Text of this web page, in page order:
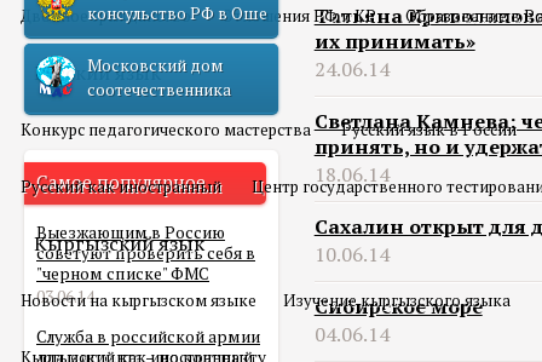
Двойное гражданство Отношения РФ и КР Образование в
Русский язык
Конкурс педагогического мастерства Русский язык в России
Русский как иностранный Центр государственного
Кыргызский язык
Новости на кыргызском языке Изучение кыргызского языка
Кыргызский как иностранный
консульство РФ в Оше
Московский дом
соотечественника
Самое популярное
Выезжающим в Россию
советуют проверить себя в
"черном списке" ФМС
03.06.14
Служба в российской армии
для мигранта – по контракту
Татьяна
их принимать»
24.06.14
Светлана Камнева:
принять, но и
18.06.14
Сахалин открыт для
10.06.14
Сибирское море
04.06.14